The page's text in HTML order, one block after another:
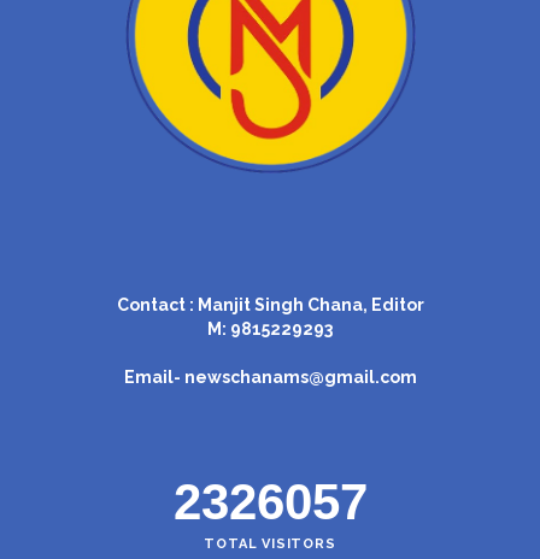
Contact : Manjit Singh Chana, Editor
M: 9815229293
Email- newschanams@gmail.com
2326057
TOTAL VISITORS